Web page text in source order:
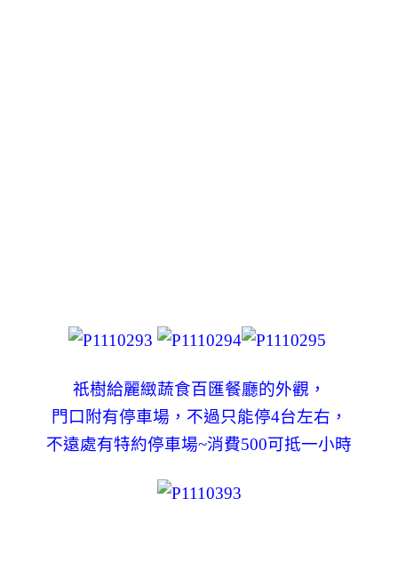
祇樹給麗緻蔬食百匯餐廳的外觀，
門口附有停車場，不過只能停4台左右，
不遠處有特約停車場~消費500可抵一小時